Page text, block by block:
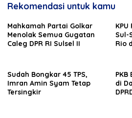
Rekomendasi untuk kamu
Mahkamah Partai Golkar
Menolak Semua Gugatan
Caleg DPR RI Sulsel II
KPU
Sul-
Rio
Sudah Bongkar 45 TPS,
Imran Amin Syam Tetap
Tersingkir
di